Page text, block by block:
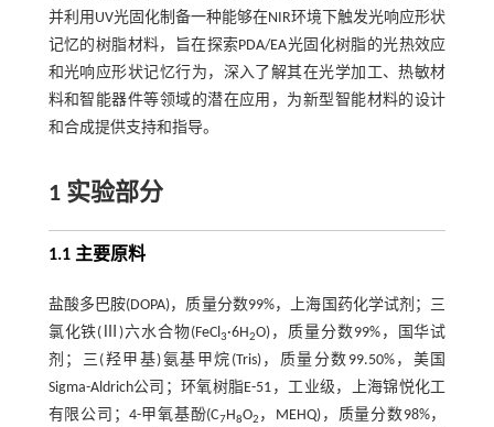
并利用UV光固化制备一种能够在NIR环境下触发光响应形状
记忆的树脂材料，旨在探索PDA/EA光固化树脂的光热效应
和光响应形状记忆行为，深入了解其在光学加工、热敏材
料和智能器件等领域的潜在应用，为新型智能材料的设计
和合成提供支持和指导。
1 实验部分
1.1 主要原料
盐酸多巴胺(DOPA)，质量分数99%，上海国药化学试剂；三
氯化铁(Ⅲ)六水合物(FeCl3·6H2O)，质量分数99%，国华试
剂；三(羟甲基)氨基甲烷(Tris)，质量分数99.50%，美国
Sigma-Aldrich公司；环氧树脂E-51，工业级，上海锦悦化工
有限公司；4-甲氧基酚(C7H8O2 ，MEHQ)，质量分数98%，